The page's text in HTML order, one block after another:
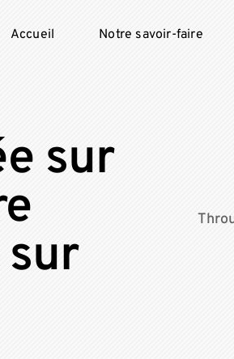
Accueil Notre savoir-faire
sur